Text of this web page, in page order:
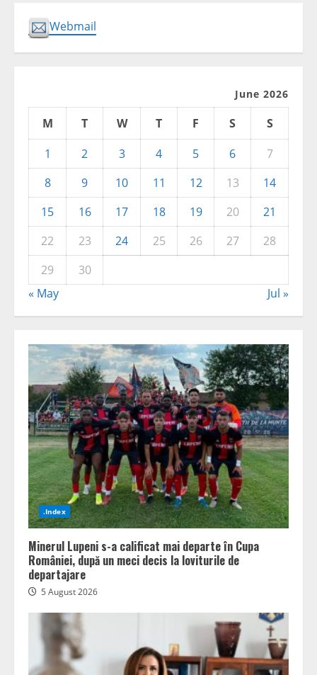
Webmail
June 2026
M T W T F S
S
1
2 3 4 5 6
7
8
9 10 11 12 13
14
15
16 17 18 19 20
21
22
23 24 25 26 27
28
29
30
« May
Jul »
.Index
Minerul Lupeni s-a calificat mai departe în Cupa
României, după un meci decis la loviturile de
departajare
5 August 2026